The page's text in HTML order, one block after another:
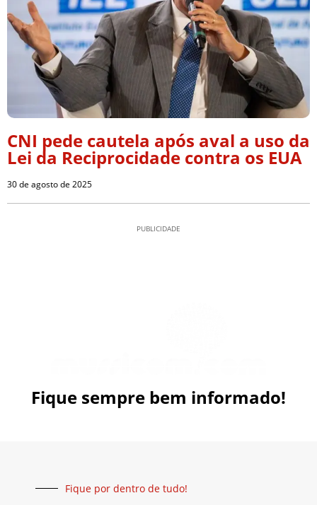
CNI pede cautela após aval a uso da
Lei da Reciprocidade contra os EUA
30 de agosto de 2025
PUBLICIDADE
Fique sempre bem informado!
Fique por dentro de tudo!